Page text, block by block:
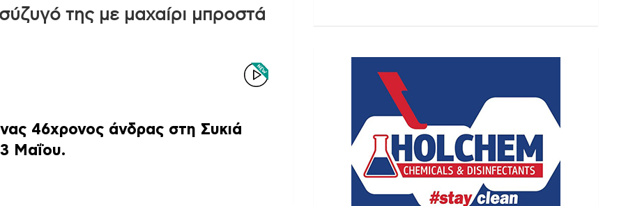
της με μαχαίρι μπροστά
46χρονος άνδρας στη Συκιά
Μαΐου.